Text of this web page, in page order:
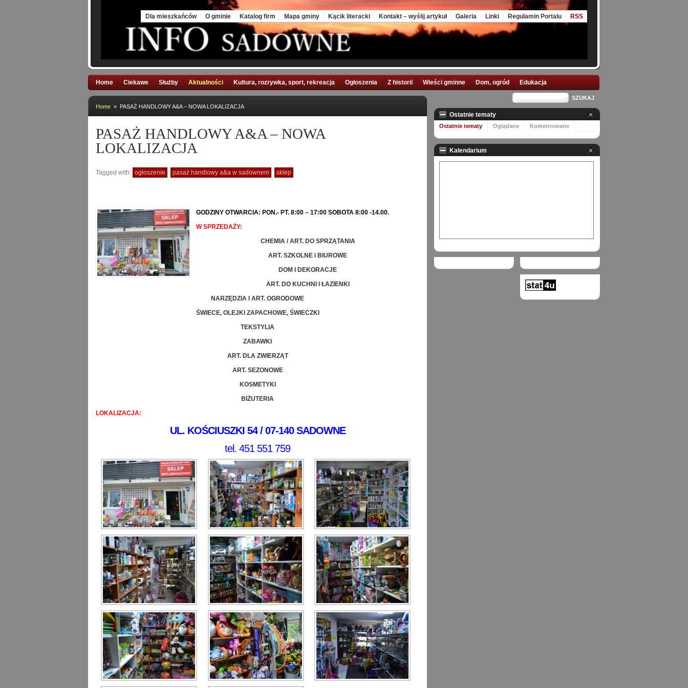
Dla mieszkańców O gminie Katalog firm Mapa gminy Kącik literacki Kontakt – wyślij artykuł Galeria Linki Regulamin Portalu RSS
Home Ciekawe Służby Aktualności Kultura, rozrywka, sport, rekreacja Ogłoszenia Z historii Wieści gminne Dom, ogród Edukacja
Home » PASAŻ HANDLOWY A&A – NOWA LOKALIZACJA
PASAŻ HANDLOWY A&A – NOWA
LOKALIZACJA
Tagged with: ogłoszenie pasaż handlowy a&a w sadownem sklep
GODZINY OTWARCIA: PON.- PT. 8:00 – 17:00 SOBOTA 8:00 -14.00.
W SPRZEDAŻY:
CHEMIA / ART. DO SPRZĄTANIA
ART. SZKOLNE i BIUROWE
DOM I DEKORACJE
ART. DO KUCHNI I ŁAZIENKI
NARZĘDZIA I ART. OGRODOWE
ŚWIECE, OLEJKI ZAPACHOWE, ŚWIECZKI
TEKSTYLIA
ZABAWKI
ART. DLA ZWIERZĄT
ART. SEZONOWE
KOSMETYKI
BIŻUTERIA
LOKALIZACJA:
UL. KOŚCIUSZKI 54 / 07-140 SADOWNE
tel. 451 551 759
Ostatnie tematy
Ostatnie tematy Oglądane Komentowane
Kalendarium